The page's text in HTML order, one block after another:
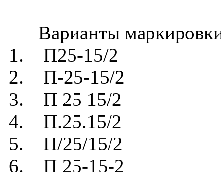
Варианты
1. П25-15/2
2. П-25-15/2
3. П 25 15/2
4. П.25.15/2
5. П/25/15/2
6. П 25-15-2